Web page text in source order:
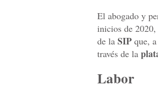
El abogado y
inicios de
de la SIP que,
través de la
Labor